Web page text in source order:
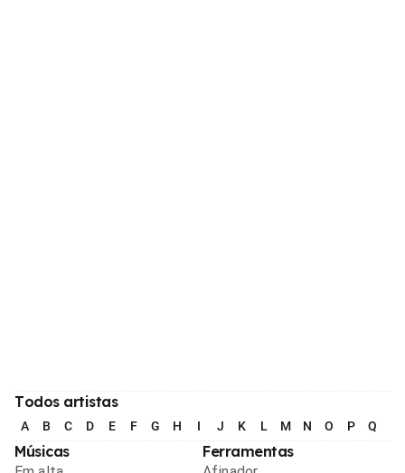
Todos artistas
A B C D E F G H I J K L M N O P Q
Músicas Ferramentas